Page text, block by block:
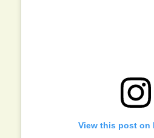
View this post on